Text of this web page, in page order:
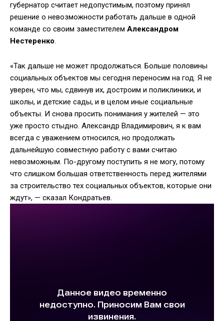
губернатор считает недопустимым, поэтому принял
решение о невозможности работать дальше в одной
команде со своим заместителем Александром
Нестеренко.
«Так дальше не может продолжаться. Больше половины
социальных объектов мы сегодня переносим на год. Я не
уверен, что мы, сдвинув их, достроим и поликлиники, и
школы, и детские сады, и в целом иные социальные
объекты. И снова просить понимания у жителей — это
уже просто стыдно. Александр Владимирович, я к вам
всегда с уважением относился, но продолжать
дальнейшую совместную работу с вами считаю
невозможным. По-другому поступить я не могу, потому
что слишком большая ответственность перед жителями
за строительство тех социальных объектов, которые они
ждут», — сказал Кондратьев.